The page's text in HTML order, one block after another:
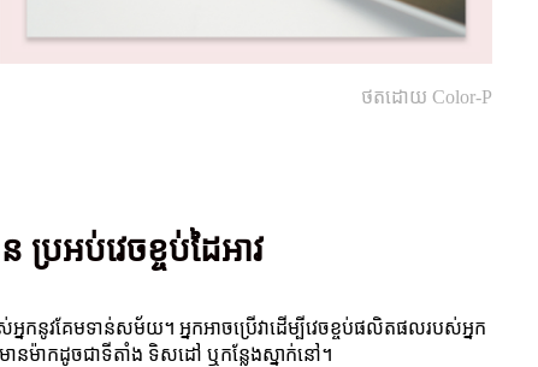
ថតដោយ Color-P
អប់វេចខ្ចប់ដៃអាវ
កនូវគែមទាន់សម័យ។ អ្នកអាចប្រើវាដើម្បីវេចខ្ចប់ផលិតផលរបស់អ្នក
នម៉ាកដូចជាទីតាំង ទិសដៅ ឬកន្លែងស្នាក់នៅ។